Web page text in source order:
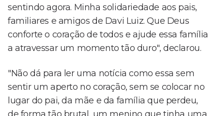
sentindo agora. Minha solidariedade aos pais,
familiares e amigos de Davi Luiz. Que Deus
conforte o coração de todos e ajude essa família
a atravessar um momento tão duro", declarou.
"Não dá para ler uma notícia como essa sem
sentir um aperto no coração, sem se colocar no
lugar do pai, da mãe e da família que perdeu,